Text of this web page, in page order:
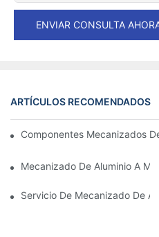
ENVIAR CONSULTA
ARTÍCULOS RECOMENDADOS
Componentes Mecanizados
Mecanizado De Aluminio A
Servicio De Mecanizado De